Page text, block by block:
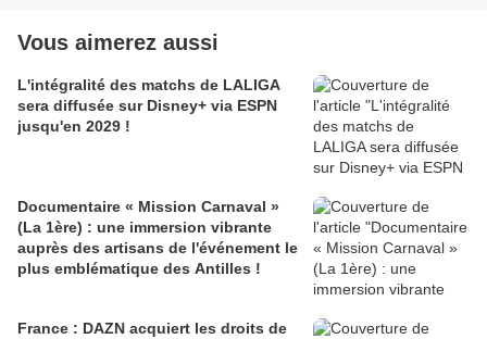
Vous aimerez aussi
L'intégralité des matchs de LALIGA
sera diffusée sur Disney+ via ESPN
jusqu'en 2029 !
Documentaire « Mission Carnaval »
(La 1ère) : une immersion vibrante
auprès des artisans de l'événement le
plus emblématique des Antilles !
France : DAZN acquiert les droits de